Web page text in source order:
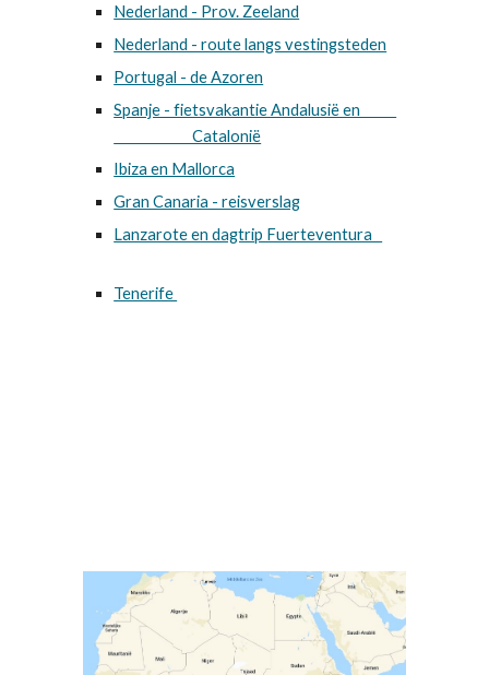
Nederland - Prov. Zeeland
Nederland - route langs vestingsteden
Portugal - de Azoren
Spanje - fietsvakantie Andalusië en
Catalonië
Ibiza en Mallorca
Gran Canaria - reisverslag
Lanzarote en dagtrip Fuerteventura
Tenerife